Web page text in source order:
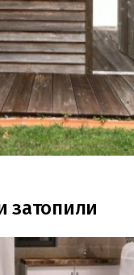
затопили